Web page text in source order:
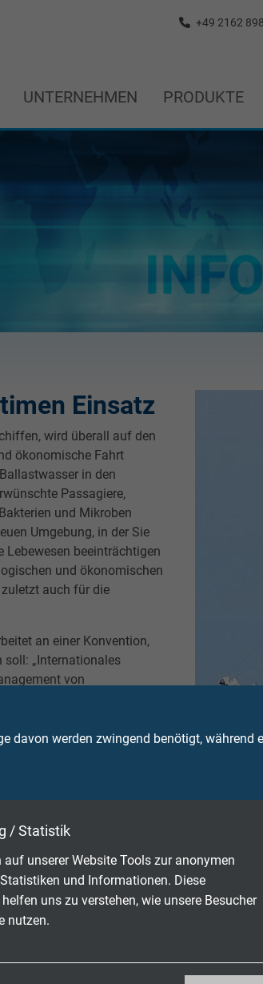
davon werden zwingend benötigt,
/ Statistik
auf unserer Website Tools zur anonymen
und Informationen. Diese
uns zu verstehen, wie unsere Besucher
nutzen.
+49 2162
UNTERNEHMEN PRODUKTE
Einsatz
wird überall auf den
ökonomische Fahrt
in den
Passagiere,
und Mikroben
Umgebung, in der Sie
Lebewesen beeinträchtigen
und ökonomischen
auch für die
an einer Konvention,
soll: „Internationales
von
entsprechende
und entkeimt werden,
erreicht wird.
Am Markt fehlen oft
Hersteller. Im
Internationalen
und
erfüllt werden
bieten. SAB